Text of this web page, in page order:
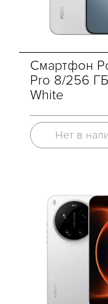
Смартфон
Pro 8/256
White
Нет в